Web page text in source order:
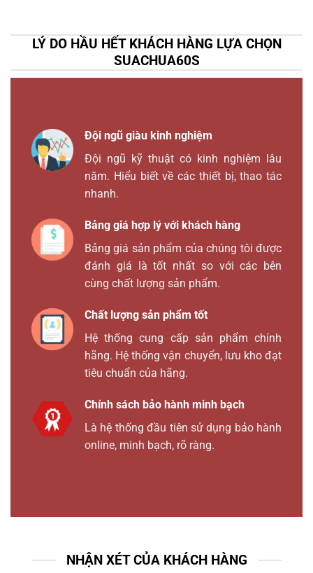
LÝ DO HẦU HẾT KHÁCH HÀNG LỰA CHỌN
SUACHUA60S
Đội ngũ giàu kinh nghiệm
Đội ngũ kỹ thuật có kinh nghiệm lâu
năm. Hiểu biết về các thiết bị, thao tác
nhanh.
Bảng giá hợp lý với khách hàng
Bảng giá sản phẩm của chúng tôi được
đánh giá là tốt nhất so với các bên
cùng chất lượng sản phẩm.
Chất lượng sản phẩm tốt
Hệ thống cung cấp sản phẩm chính
hãng. Hệ thống vận chuyển, lưu kho đạt
tiêu chuẩn của hãng.
Chính sách bảo hành minh bạch
Là hệ thống đầu tiên sử dụng bảo hành
online, minh bạch, rõ ràng.
NHẬN XÉT CỦA KHÁCH HÀNG